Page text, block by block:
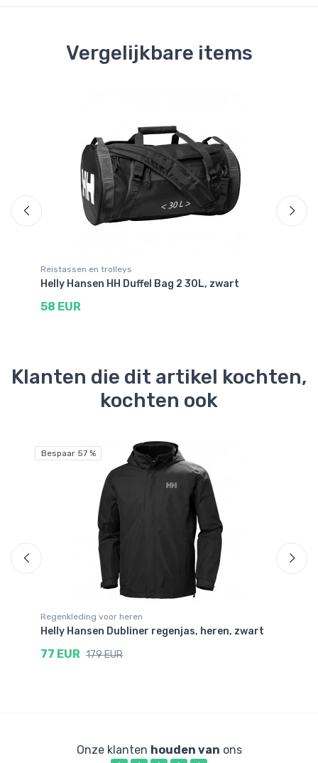
Vergelijkbare items
Reistassen en trolleys
Helly Hansen HH Duffel Bag 2 30L, zwart
58 EUR
Klanten die dit artikel kochten,
kochten ook
Bespaar 57 %
Regenkleding voor heren
Helly Hansen Dubliner regenjas, heren, zwart
77 EUR 179 EUR
Onze klanten houden van ons